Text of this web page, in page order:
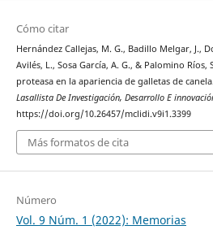
Cómo citar
Hernández Callejas, M. G., Badillo Melgar, J.,
Avilés, L., Sosa García, A. G., & Palomino Ríos,
proteasa en la apariencia de galletas de canela.
Lasallista De Investigación, Desarrollo E
https://doi.org/10.26457/mclidi.v9i1.3399
Más formatos de cita
Número
Vol. 9 Núm. 1 (2022): Memorias